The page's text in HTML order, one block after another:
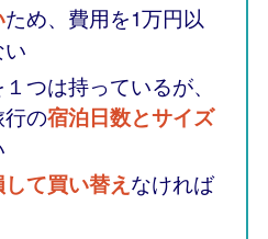
ため、費用を1万円以
い
つは持っているが、
の宿泊日数とサイズ
て買い替え なければ